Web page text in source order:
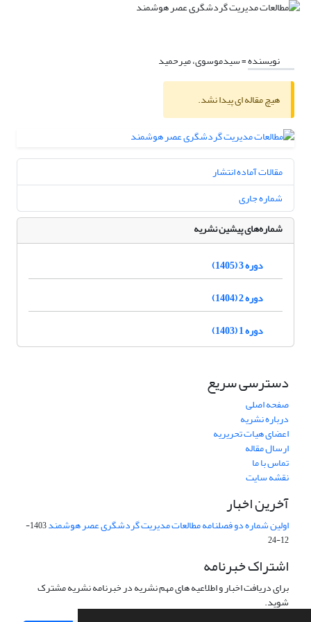
نویسنده =سیدموسوی، میرحمید
هیچ مقاله ای پیدا نشد.
مقالات آماده انتشار
شماره جاری
شماره‌های پیشین نشریه
دوره 3 (1405)
دوره 2 (1404)
دوره 1 (1403)
دسترسی سریع
صفحه اصلی
درباره نشریه
اعضای هیات تحریریه
ارسال مقاله
تماس با ما
نقشه سایت
آخرین اخبار
اولین شماره دو فصلنامه مطالعات مدیریت گردشگری عصر هوشمند
1403-
12-24
اشتراک خبرنامه
برای دریافت اخبار و اطلاعیه های مهم نشریه در خبرنامه نشریه مشترک
شوید.